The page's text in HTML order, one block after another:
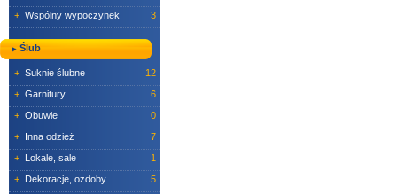
+ Wspólny wypoczynek 3
Ślub
+ Suknie ślubne
12
+ Garnitury
6
+ Obuwie
0
+ Inna odzież
7
+ Lokale, sale
1
+ Dekoracje, ozdoby
5